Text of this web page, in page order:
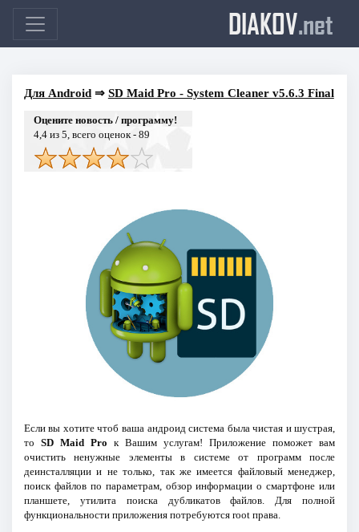
DIAKOV.net
Для Android⇒ SD Maid Pro - System Cleaner v5.6.3 Final
Оцените новость / программу!
4,4из 5, всего оценок - 89
Если вы хотите чтоб ваша андроид система была чистая и шустрая,
то SD Maid Pro к Вашим услугам! Приложение поможет вам
очистить ненужные элементы в системе от программ после
деинсталляции и не только, так же имеется файловый менеджер,
поиск файлов по параметрам, обзор информации о смартфоне или
планшете, утилита поиска дубликатов файлов. Для полной
функциональности приложения потребуются root права.